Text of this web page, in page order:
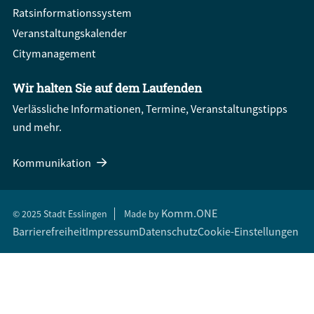
Ratsinformationssystem
Veranstaltungskalender
Citymanagement
Wir halten Sie auf dem Laufenden
Verlässliche Informationen, Termine, Veranstaltungstipps
und mehr.
Kommunikation
© 2025 Stadt Esslingen Made by Komm.ONE
BarrierefreiheitImpressumDatenschutzCookie-Einstellungen